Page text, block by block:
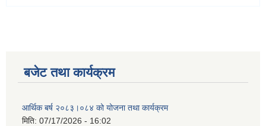
बजेट तथा कार्यक्रम
आर्थिक बर्ष २०८३।०८४ को योजना तथा कार्यक्रम
मिति: 07/17/2026 - 16:02